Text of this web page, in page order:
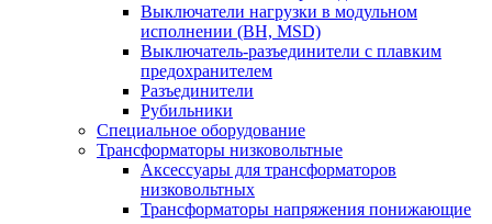
Выключатели нагрузки в модульном
исполнении (ВН, MSD)
Выключатель-разъединители с плавким
предохранителем
Разъединители
Рубильники
Специальное оборудование
Трансформаторы низковольтные
Аксессуары для трансформаторов
низковольтных
Трансформаторы напряжения понижающие